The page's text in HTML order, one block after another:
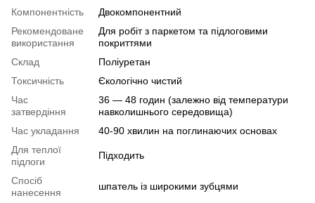
Компонентність
Двокомпонентний
Рекомендоване
використання
Для робіт з паркетом та підлоговими
покриттями
Склад
Поліуретан
Токсичність
Єкологічно чистий
Час
затвердіння
36 — 48 годин (залежно від температури
навколишнього середовища)
Час укладання
40-90 хвилин на поглинаючих основах
Для теплої
підлоги
Підходить
Спосіб
нанесення
шпатель із широкими зубцями